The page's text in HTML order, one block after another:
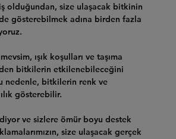
olduğundan, size ulaşacak bitkinin
gösterebilmek adına birden fazla
ışık koşulları ve taşıma
bitkilerin etkilenebileceğini
nedenle, bitkilerin renk ve
gösterebilir.
ve sizlere ömür boyu destek
size ulaşacak gerçek